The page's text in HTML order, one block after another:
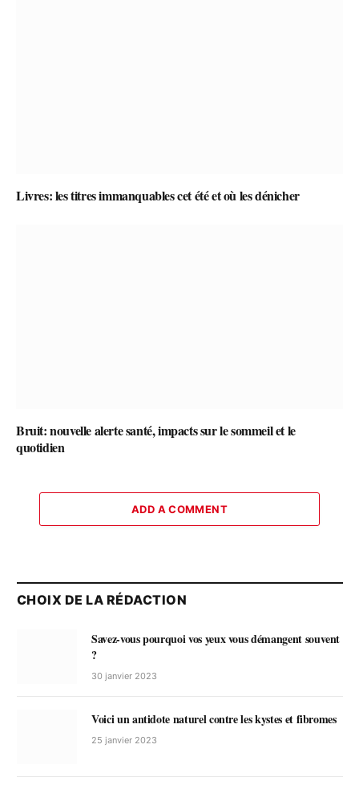
Livres: les titres immanquables cet été et où les dénicher
Bruit: nouvelle alerte santé, impacts sur le sommeil et le
quotidien
ADD A COMMENT
CHOIX DE LA RÉDACTION
Savez-vous pourquoi vos yeux vous démangent souvent
?
30 janvier 2023
Voici un antidote naturel contre les kystes et fibromes
25 janvier 2023